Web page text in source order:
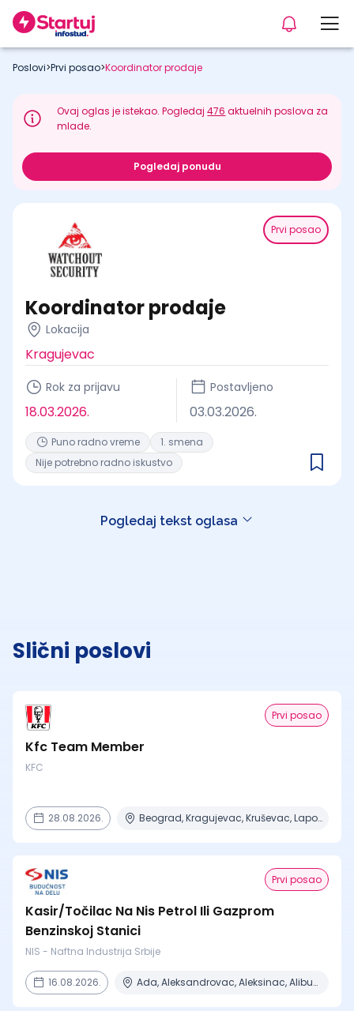
Poslovi>Prvi posao>Koordinator prodaje
Ovaj oglas je istekao. Pogledaj476 aktuelnih poslova za
mlade.
Pogledaj ponudu
Prvi posao
Koordinator prodaje
Lokacija
Kragujevac
Rok za prijavu
18.03.2026.
Postavljeno
03.03.2026.
Puno radno vreme
1. smena
Nije potrebno radno iskustvo
Pogledaj tekst oglasa
Slični poslovi
Prvi posao
Kfc Team Member
KFC
28.08.2026. Beograd, Kragujevac, Kruševac, Lapovo, Niš + 4 mesta
Prvi posao
Kasir/Točilac Na Nis Petrol Ili Gazprom
Benzinskoj Stanici
NIS - Naftna Industrija Srbije
16.08.2026. Ada, Aleksandrovac, Aleksinac, Alibunar, Apatin + 206 mesta